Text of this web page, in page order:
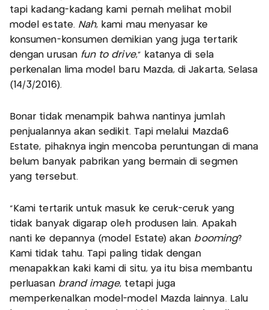
tapi kadang-kadang kami pernah melihat mobil
model estate. Nah, kami mau menyasar ke
konsumen-konsumen demikian yang juga tertarik
dengan urusan fun to drive," katanya di sela
perkenalan lima model baru Mazda, di Jakarta, Selasa
(14/3/2016).
Bonar tidak menampik bahwa nantinya jumlah
penjualannya akan sedikit. Tapi melalui Mazda6
Estate, pihaknya ingin mencoba peruntungan di mana
belum banyak pabrikan yang bermain di segmen
yang tersebut.
"Kami tertarik untuk masuk ke ceruk-ceruk yang
tidak banyak digarap oleh produsen lain. Apakah
nanti ke depannya (model Estate) akan booming?
Kami tidak tahu. Tapi paling tidak dengan
menapakkan kaki kami di situ, ya itu bisa membantu
perluasan brand image, tetapi juga
memperkenalkan model-model Mazda lainnya. Lalu